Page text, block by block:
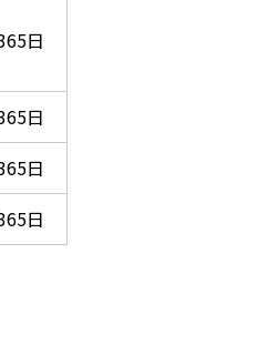
日
日
日
日